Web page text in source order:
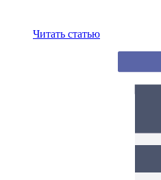
Читать статью